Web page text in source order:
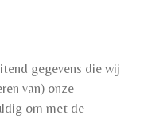
gegevens die wij
van) onze
om met de